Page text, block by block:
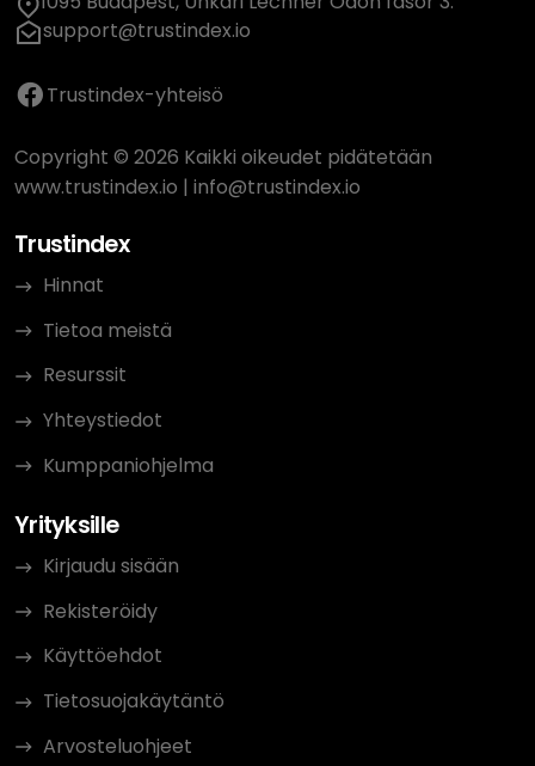
support@trustindex.io
Trustindex-yhteisö
Copyright © 2026 Kaikki oikeudet pidätetään
www.trustindex.io | info@trustindex.io
Trustindex
Hinnat
Tietoa meistä
Resurssit
Yhteystiedot
Kumppaniohjelma
Yrityksille
Kirjaudu sisään
Rekisteröidy
Käyttöehdot
Tietosuojakäytäntö
Arvosteluohjeet